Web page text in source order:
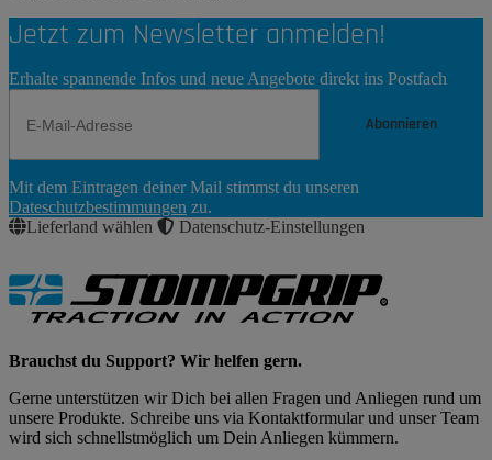
Jetzt zum Newsletter anmelden!
Erhalte spannende Infos und neue Angebote direkt ins Postfach
Abonnieren
Abonnieren
Mit dem Eintragen deiner Mail stimmst du unseren
Dateschutzbestimmungen zu.
Lieferland wählen
Datenschutz-Einstellungen
Brauchst du Support? Wir helfen gern.
Gerne unterstützen wir Dich bei allen Fragen und Anliegen rund um
unsere Produkte. Schreibe uns via Kontaktformular und unser Team
wird sich schnellstmöglich um Dein Anliegen kümmern.